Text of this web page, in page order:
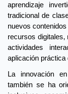
aprendizaje
tradicional de
nuevos
recursos
actividades
aplicación práctica
La innovación
también se ha